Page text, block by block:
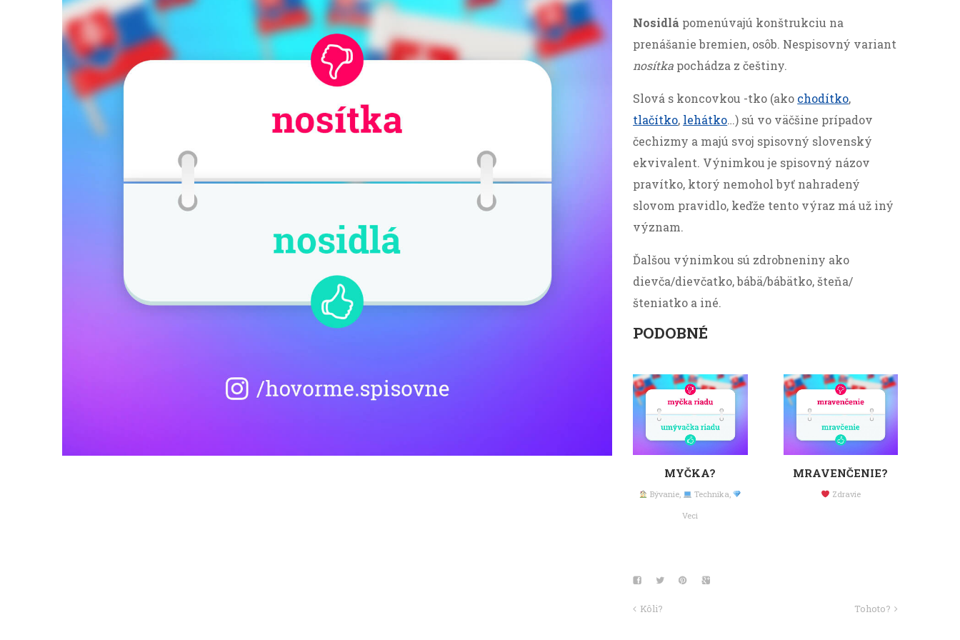
Nosidlá pomenúvajú konštrukciu na
prenášanie bremien, osôb. Nespisovný variant
nosítka pochádza z češtiny.
Slová s koncovkou -tko (ako chodítko,
tlačítko, lehátko…) sú vo väčšine prípadov
čechizmy a majú svoj spisovný slovenský
ekvivalent. Výnimkou je spisovný názov
pravítko, ktorý nemohol byť nahradený
slovom pravidlo, keďže tento výraz má už iný
význam.
Ďalšou výnimkou sú zdrobneniny ako
dievča/dievčatko, bábä/bábätko, šteňa/
šteniatko a iné.
PODOBNÉ
MYČKA?
Bývanie Technika
Veci
MRAVENČENIE?
Zdravie
Kôli? Tohoto?